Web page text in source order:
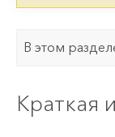
В этом
Краткая